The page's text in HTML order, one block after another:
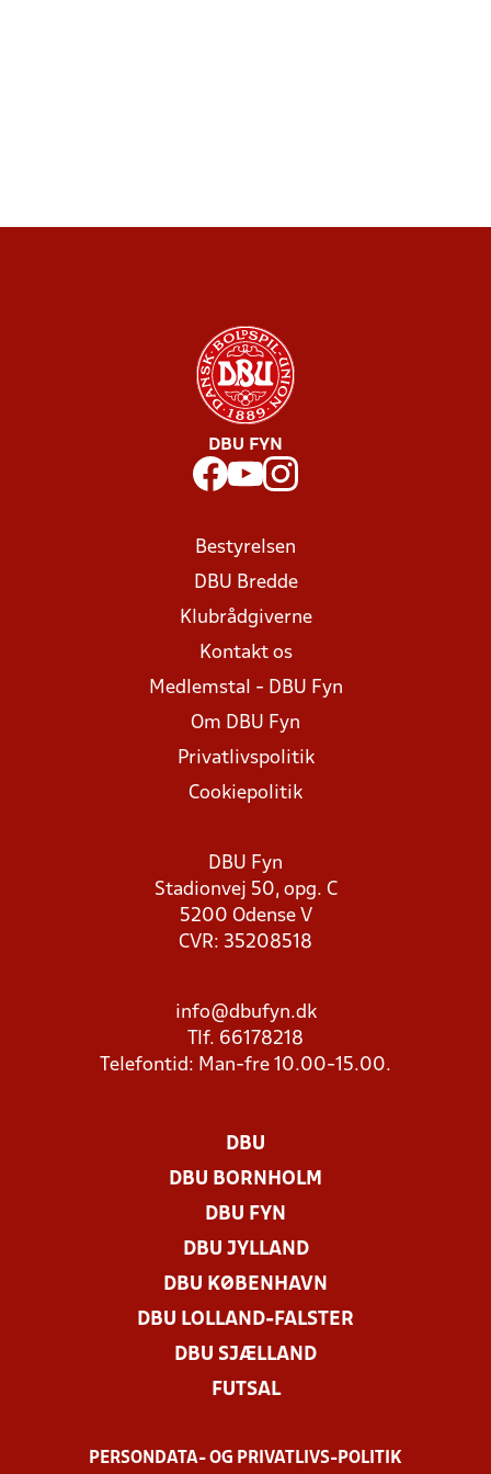
DBU FYN
Bestyrelsen
DBU Bredde
Klubrådgiverne
Kontakt os
Medlemstal - DBU Fyn
Om DBU Fyn
Privatlivspolitik
Cookiepolitik
DBU Fyn
Stadionvej 50, opg. C
5200 Odense V
CVR: 35208518
info@dbufyn.dk
Tlf. 66178218
Telefontid: Man-fre 10.00-15.00.
DBU
DBU BORNHOLM
DBU FYN
DBU JYLLAND
DBU KØBENHAVN
DBU LOLLAND-FALSTER
DBU SJÆLLAND
FUTSAL
PERSONDATA- OG PRIVATLIVS-POLITIK